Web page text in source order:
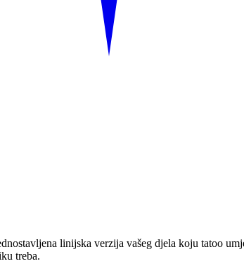
linijska verzija vašeg djela koju tatoo
treba.